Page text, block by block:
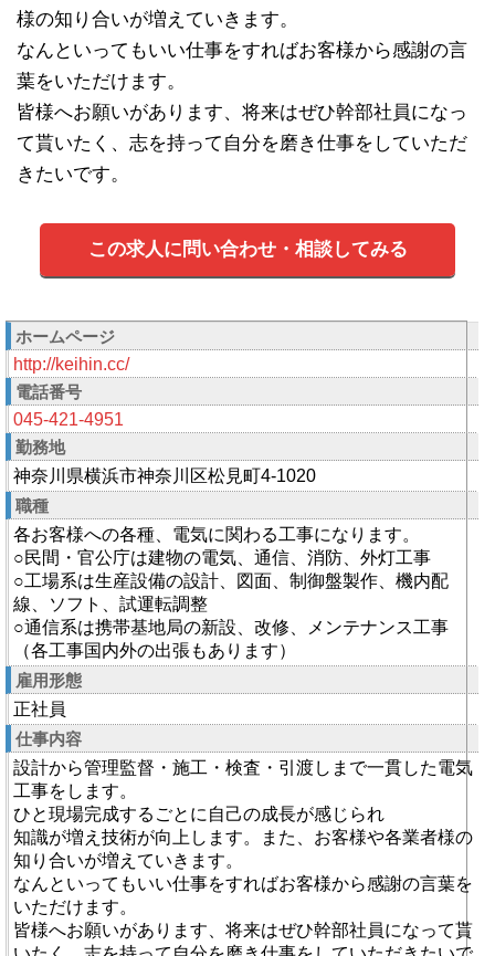
様の知り合いが増えていきます。
なんといってもいい仕事をすればお客様から感謝の言
葉をいただけます。
皆様へお願いがあります、将来はぜひ幹部社員になっ
て貰いたく、志を持って自分を磨き仕事をしていただ
きたいです。
この求人に問い合わせ・相談してみる
ホームページ
http://keihin.cc/
電話番号
045-421-4951
勤務地
神奈川県横浜市神奈川区松見町4-1020
職種
各お客様への各種、電気に関わる工事になります。
○民間・官公庁は建物の電気、通信、消防、外灯工事
○工場系は生産設備の設計、図面、制御盤製作、機内配
線、ソフト、試運転調整
○通信系は携帯基地局の新設、改修、メンテナンス工事
（各工事国内外の出張もあります）
雇用形態
正社員
仕事内容
設計から管理監督・施工・検査・引渡しまで一貫した電気
工事をします。
ひと現場完成するごとに自己の成長が感じられ
知識が増え技術が向上します。また、お客様や各業者様の
知り合いが増えていきます。
なんといってもいい仕事をすればお客様から感謝の言葉を
いただけます。
皆様へお願いがあります、将来はぜひ幹部社員になって貰